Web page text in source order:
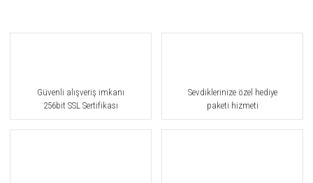
Güvenli alışveriş imkanı
256bit SSL Sertifikası
Sevdiklerinize özel hediye
paketi hizmeti